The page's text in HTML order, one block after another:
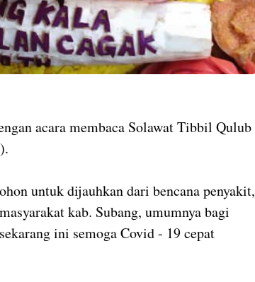
acara membaca Solawat Tibbil Qulub
untuk dijauhkan dari bencana penyakit,
kab. Subang, umumnya bagi
ini semoga Covid - 19 cepat